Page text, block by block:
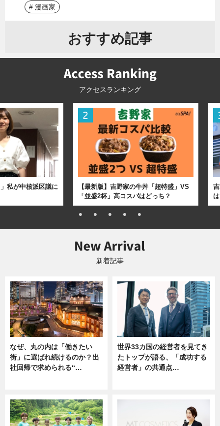
# 漫画家
おすすめ記事
アクセスランキング
私が中核派区議に
【最新版】吉野家の牛丼「超特盛」VS
「並盛2杯」高コスパはどっち？
新着記事
なぜ、丸の内は「働きたい
街」に選ばれ続けるのか？出
社回帰で求められる“…
世界33カ国の経営者を見てき
たトップが語る、「成功する
経営者」の共通点…